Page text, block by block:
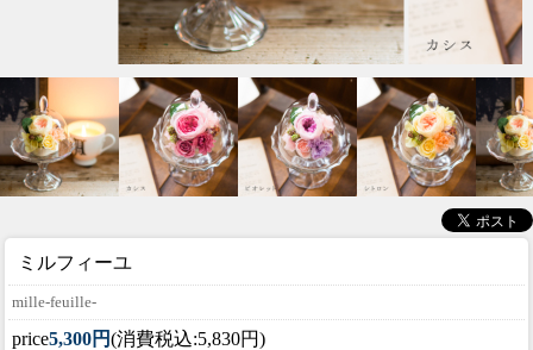
ミルフィーユ
mille-feuille-
price5,300円(消費税込:5,830円)